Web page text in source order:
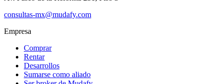
consultas-mx@mudafy.com
Empresa
Comprar
Rentar
Desarrollos
Sumarse como aliado